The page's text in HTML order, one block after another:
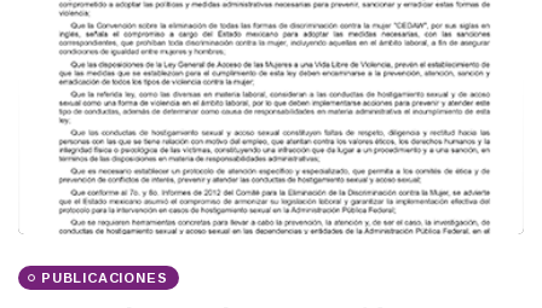
PUBLICACIONES